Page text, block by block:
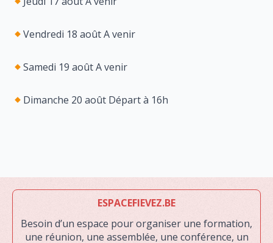
Vendredi 18 août A venir
Samedi 19 août A venir
Dimanche 20 août Départ à 16h
ESPACEFIEVEZ.BE
Besoin d’un espace pour organiser une formation,
une réunion, une assemblée, une conférence, un